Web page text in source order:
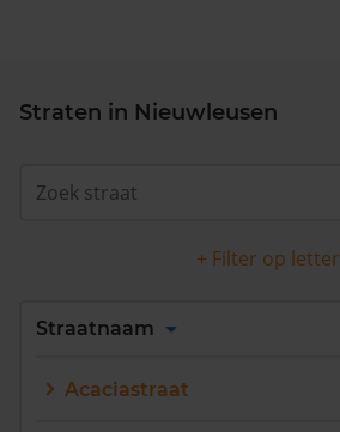
Straten in Nieuwleusen
+ Filter op letter
Alles
Straatnaam
Acaciastraat